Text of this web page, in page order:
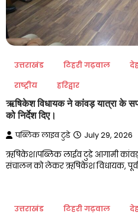
उत्तराखंड टिहरी गढ़वाल
राष्ट्रीय
हरिद्वार
ऋषिकेश विधायक ने कांवड़ यात्रा के
को निर्देश दिए।
पब्लिक लाइव टुडे July 29, 2026
ऋषिकेश।पब्लिक लाईव टुडे आगामी
संचालन को लेकर ऋषिकेश विधायक, पूर्व
उत्तराखंड टिहरी गढ़वाल